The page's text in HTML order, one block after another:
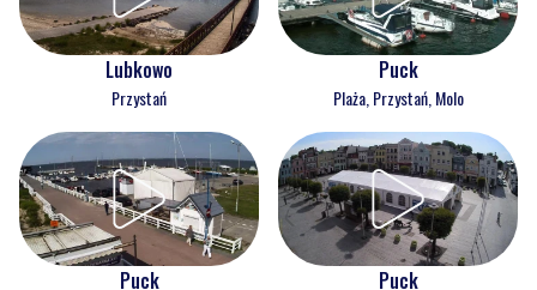
Lubkowo
Przystań
Puck
Plaża, Przystań, Molo
Puck Puck